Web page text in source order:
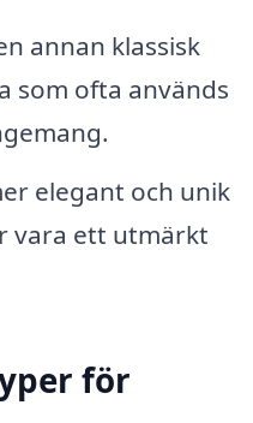
annan klassisk
som ofta används
elegant och unik
vara ett utmärkt
för